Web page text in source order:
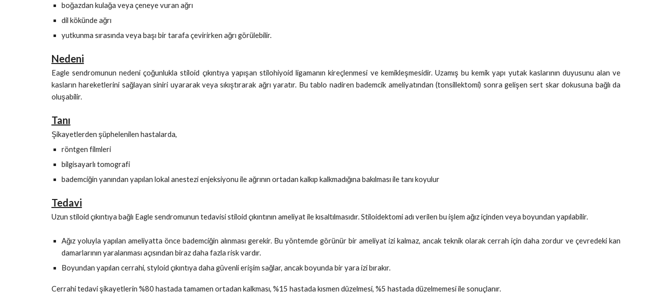
boğazdan kulağa veya çeneye vuran ağrı
dil kökünde ağrı
yutkunma sırasında veya başı bir tarafa çevirirken ağrı görülebilir.
Nedeni
Eagle sendromunun nedeni çoğunlukla stiloid çıkıntıya yapışan stilohiyoid ligamanın kireçlenmesi ve kemikleşmesidir. Uzamış bu kemik yapı yutak kaslarının duyusunu alan ve
kasların hareketlerini sağlayan siniri uyararak veya sıkıştırarak ağrı yaratır. Bu tablo nadiren bademcik ameliyatından (tonsillektomi) sonra gelişen sert skar dokusuna bağlı da
oluşabilir.
Tanı
Şikayetlerden şüphelenilen hastalarda,
röntgen filmleri
bilgisayarlı tomografi
bademciğin yanından yapılan lokal anestezi enjeksiyonu ile ağrının ortadan kalkıp kalkmadığına bakılması ile tanı koyulur
Tedavi
Uzun stiloid çıkıntıya bağlı Eagle sendromunun tedavisi stiloid çıkıntının ameliyat ile kısaltılmasıdır. Stiloidektomi adı verilen bu işlem ağız içinden veya boyundan yapılabilir.
Ağız yoluyla yapılan ameliyatta önce bademciğin alınması gerekir. Bu yöntemde görünür bir ameliyat izi kalmaz, ancak teknik olarak cerrah için daha zordur ve çevredeki kan
damarlarının yaralanması açısından biraz daha fazla risk vardır.
Boyundan yapılan cerrahi, styloid çıkıntıya daha güvenli erişim sağlar, ancak boyunda bir yara izi bırakır.
Cerrahi tedavi şikayetlerin %80 hastada tamamen ortadan kalkması, %15 hastada kısmen düzelmesi, %5 hastada düzelmemesi ile sonuçlanır.